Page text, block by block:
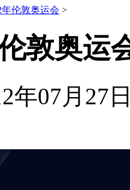
年伦敦奥运会 >
敦奥运
年07月27